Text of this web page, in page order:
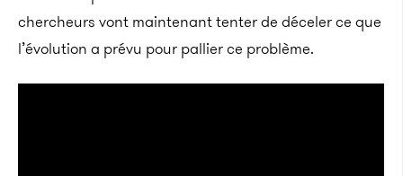
chercheurs vont maintenant tenter de déceler ce que
l’évolution a prévu pour pallier ce problème.